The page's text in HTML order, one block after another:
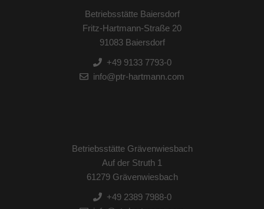
Betriebsstätte Baiersdorf
Fritz-Hartmann-Straße 20
91083 Baiersdorf
+49 9133 7793-0
info@ptr-hartmann.com
Betriebsstätte Grävenwiesbach
Auf der Struth 1
61279 Grävenwiesbach
+49 2389 7988-0